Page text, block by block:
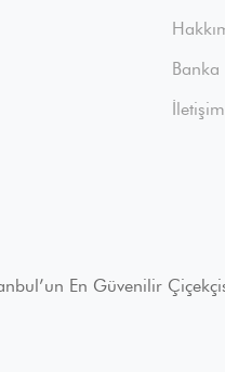
İletişim
En Güvenilir